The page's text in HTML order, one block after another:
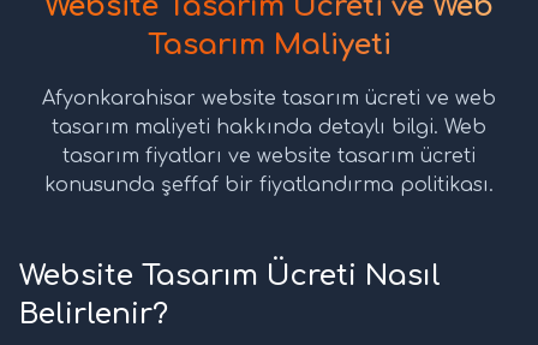
Tasarım Maliyeti
Afyonkarahisar website tasarım ücreti ve web
tasarım maliyeti hakkında detaylı bilgi. Web
tasarım fiyatları ve website tasarım ücreti
konusunda şeffaf bir fiyatlandırma politikası.
Website Tasarım Ücreti Nasıl
Belirlenir?